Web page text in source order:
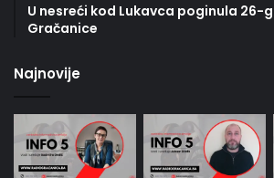
U nesreći kod Lukavca poginula 26-
Gračanice
Najnovije